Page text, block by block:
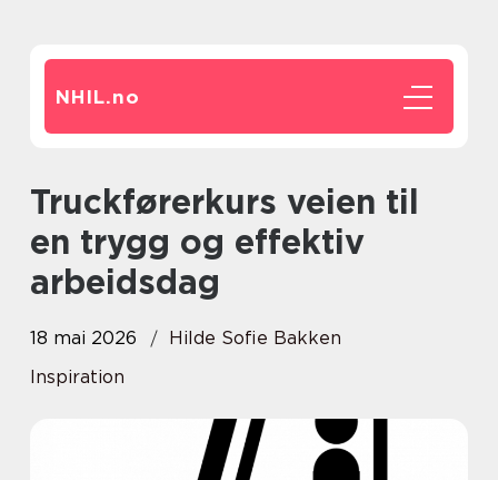
NHIL.no
Truckførerkurs veien til
en trygg og effektiv
arbeidsdag
18 mai 2026
Hilde Sofie Bakken
Inspiration